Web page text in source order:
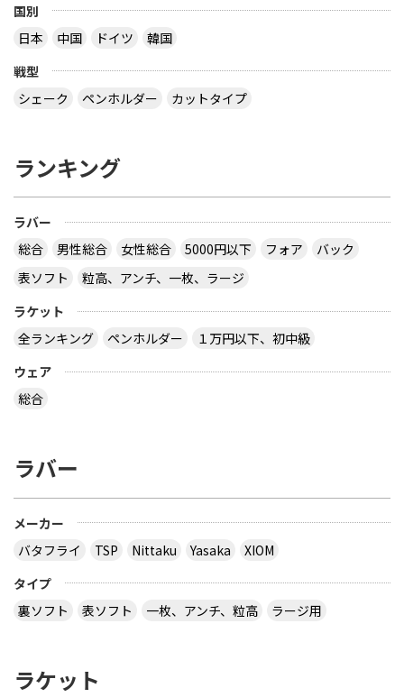
国別
日本
中国 ドイツ
韓国
戦型
シェーク
ペンホルダー カットタイプ
ランキング
ラバー
総合
男性総合 女性総合 5000円以下 フォア
バック
表ソフト
粒高、アンチ、一枚、ラージ
ラケット
全ランキング
ペンホルダー
１万円以下、初中級
ウェア
総合
ラバー
メーカー
バタフライ
TSP Nittaku Yasaka
XIOM
タイプ
裏ソフト
表ソフト 一枚、アンチ、粒高 ラージ用
ラケット